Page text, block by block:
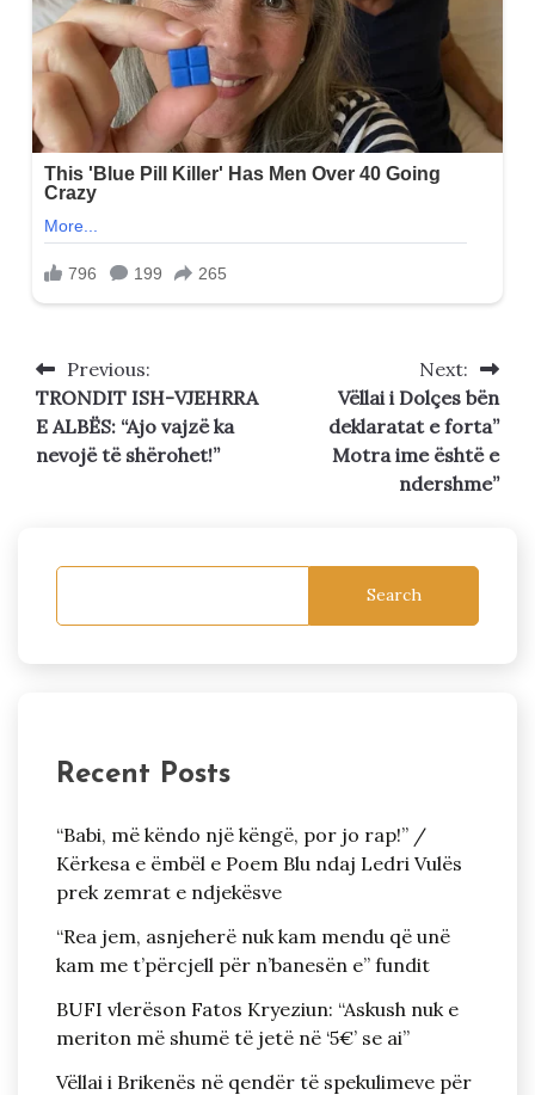
Post
navigation
Previous:
TRONDIT ISH-VJEHRRA
E ALBËS: “Ajo vajzë ka
nevojë të shërohet!”
Next:
Vëllai i Dolçes bën
deklaratat e forta”
Motra ime është e
ndershme”
Search
Recent Posts
“Babi, më këndo një këngë, por jo rap!” /
Kërkesa e ëmbël e Poem Blu ndaj Ledri Vulës
prek zemrat e ndjekësve
“Rea jem, asnjeherë nuk kam mendu që unë
kam me t’përcjell për n’banesën e” fundit
BUFI vlerëson Fatos Kryeziun: “Askush nuk e
meriton më shumë të jetë në ‘5€’ se ai”
Vëllai i Brikenës në qendër të spekulimeve për